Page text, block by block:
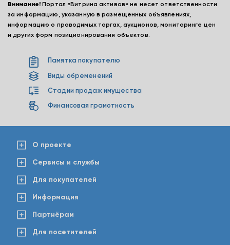
Внимание! Портал «Витрина активов» не несет ответственности
за информацию, указанную в размещенных объявлениях,
информацию о проводимых торгах, аукционов, мониторинге цен
и других форм позиционирования объектов.
Памятка покупателю
Виды обременений
Стадии продаж имущества
Финансовая грамотность
О проекте
Сервисы и службы
Для покупателей
Информация
Партнёрам
Для посетителей